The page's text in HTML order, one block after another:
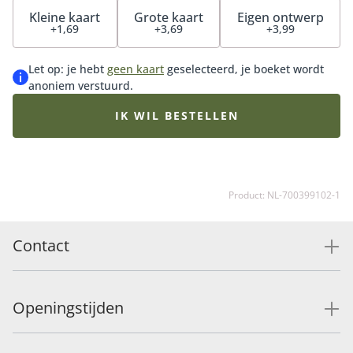
Kleine kaart
+1,69
Grote kaart
+3,69
Eigen ontwerp
+3,99
Let op: je hebt geen kaart geselecteerd, je boeket wordt
anoniem verstuurd.
IK WIL BESTELLEN
Product: NL-700399102-1
Contact
Openingstijden